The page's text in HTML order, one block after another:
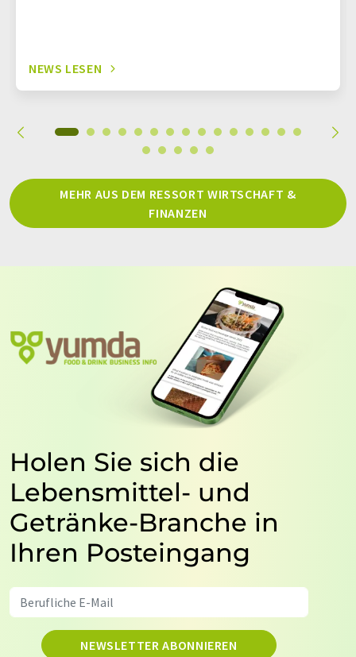
NEWS LESEN
MEHR AUS DEM RESSORT WIRTSCHAFT &
FINANZEN
Holen Sie sich die
Lebensmittel- und
Getränke-Branche in
Ihren Posteingang
NEWSLETTER ABONNIEREN